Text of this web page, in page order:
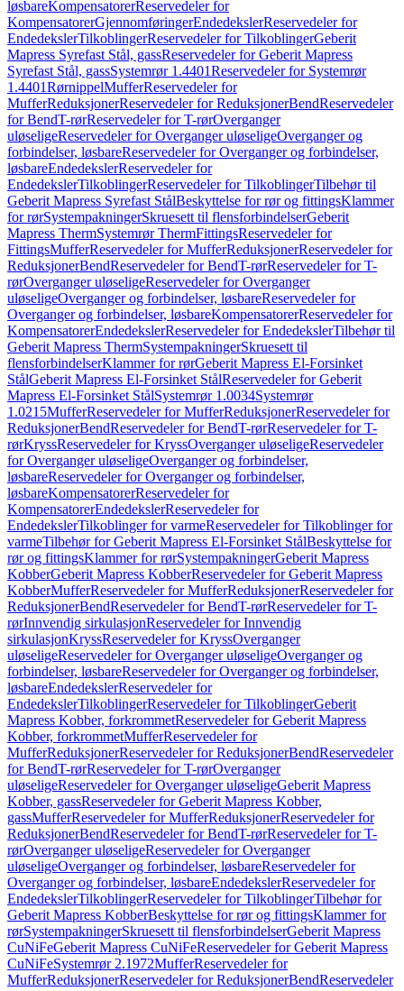
løsbareKompensatorerReservedeler for
KompensatorerGjennomføringerEndedekslerReservedeler for
EndedekslerTilkoblingerReservedeler for TilkoblingerGeberit
Mapress Syrefast Stål, gassReservedeler for Geberit Mapress
Syrefast Stål, gassSystemrør 1.4401Reservedeler for Systemrør
1.4401RørnippelMufferReservedeler for
MufferReduksjonerReservedeler for ReduksjonerBendReservedeler
for BendT-rørReservedeler for T-rørOverganger
uløseligeReservedeler for Overganger uløseligeOverganger og
forbindelser, løsbareReservedeler for Overganger og forbindelser,
løsbareEndedekslerReservedeler for
EndedekslerTilkoblingerReservedeler for TilkoblingerTilbehør til
Geberit Mapress Syrefast StålBeskyttelse for rør og fittingsKlammer
for rørSystempakningerSkruesett til flensforbindelserGeberit
Mapress ThermSystemrør ThermFittingsReservedeler for
FittingsMufferReservedeler for MufferReduksjonerReservedeler for
ReduksjonerBendReservedeler for BendT-rørReservedeler for T-
rørOverganger uløseligeReservedeler for Overganger
uløseligeOverganger og forbindelser, løsbareReservedeler for
Overganger og forbindelser, løsbareKompensatorerReservedeler for
KompensatorerEndedekslerReservedeler for EndedekslerTilbehør til
Geberit Mapress ThermSystempakningerSkruesett til
flensforbindelserKlammer for rørGeberit Mapress El-Forsinket
StålGeberit Mapress El-Forsinket StålReservedeler for Geberit
Mapress El-Forsinket StålSystemrør 1.0034Systemrør
1.0215MufferReservedeler for MufferReduksjonerReservedeler for
ReduksjonerBendReservedeler for BendT-rørReservedeler for T-
rørKryssReservedeler for KryssOverganger uløseligeReservedeler
for Overganger uløseligeOverganger og forbindelser,
løsbareReservedeler for Overganger og forbindelser,
løsbareKompensatorerReservedeler for
KompensatorerEndedekslerReservedeler for
EndedekslerTilkoblinger for varmeReservedeler for Tilkoblinger for
varmeTilbehør for Geberit Mapress El-Forsinket StålBeskyttelse for
rør og fittingsKlammer for rørSystempakningerGeberit Mapress
KobberGeberit Mapress KobberReservedeler for Geberit Mapress
KobberMufferReservedeler for MufferReduksjonerReservedeler for
ReduksjonerBendReservedeler for BendT-rørReservedeler for T-
rørInnvendig sirkulasjonReservedeler for Innvendig
sirkulasjonKryssReservedeler for KryssOverganger
uløseligeReservedeler for Overganger uløseligeOverganger og
forbindelser, løsbareReservedeler for Overganger og forbindelser,
løsbareEndedekslerReservedeler for
EndedekslerTilkoblingerReservedeler for TilkoblingerGeberit
Mapress Kobber, forkrommetReservedeler for Geberit Mapress
Kobber, forkrommetMufferReservedeler for
MufferReduksjonerReservedeler for ReduksjonerBendReservedeler
for BendT-rørReservedeler for T-rørOverganger
uløseligeReservedeler for Overganger uløseligeGeberit Mapress
Kobber, gassReservedeler for Geberit Mapress Kobber,
gassMufferReservedeler for MufferReduksjonerReservedeler for
ReduksjonerBendReservedeler for BendT-rørReservedeler for T-
rørOverganger uløseligeReservedeler for Overganger
uløseligeOverganger og forbindelser, løsbareReservedeler for
Overganger og forbindelser, løsbareEndedekslerReservedeler for
EndedekslerTilkoblingerReservedeler for TilkoblingerTilbehør for
Geberit Mapress KobberBeskyttelse for rør og fittingsKlammer for
rørSystempakningerSkruesett til flensforbindelserGeberit Mapress
CuNiFeGeberit Mapress CuNiFeReservedeler for Geberit Mapress
CuNiFeSystemrør 2.1972MufferReservedeler for
MufferReduksjonerReservedeler for ReduksjonerBendReservedeler